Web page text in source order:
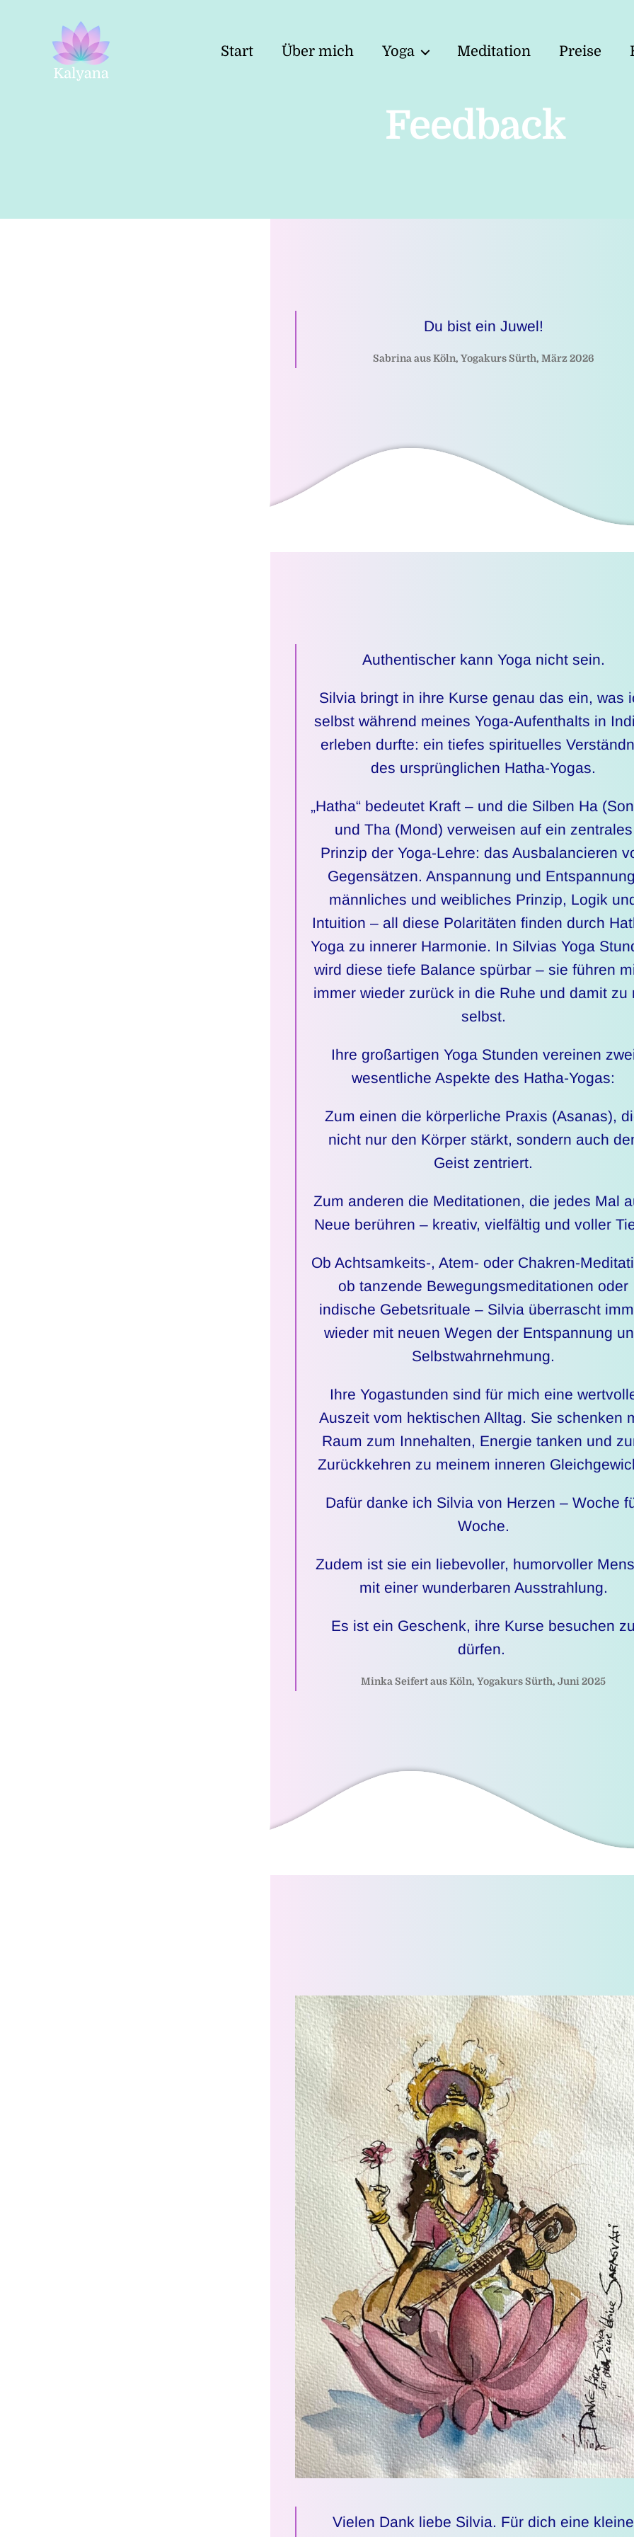
Start Über mich Yoga Meditation Preise
Feedback
Du bist ein Juwel!
Sabrina aus Köln, Yogakurs Sürth, März 2026
Authentischer kann Yoga nicht sein.
Silvia bringt in ihre Kurse genau das ein, was
selbst während meines Yoga-Aufenthalts in
erleben durfte: ein tiefes spirituelles
des ursprünglichen Hatha-Yogas.
„Hatha“ bedeutet Kraft – und die Silben Ha
und Tha (Mond) verweisen auf ein zentrales
Prinzip der Yoga-Lehre: das Ausbalancieren
Gegensätzen. Anspannung und
männliches und weibliches Prinzip, Logik
Intuition – all diese Polaritäten finden durch
Yoga zu innerer Harmonie. In Silvias Yoga
wird diese tiefe Balance spürbar – sie führen
immer wieder zurück in die Ruhe und damit zu
selbst.
Ihre großartigen Yoga Stunden vereinen
wesentliche Aspekte des Hatha-Yogas:
Zum einen die körperliche Praxis (Asanas),
nicht nur den Körper stärkt, sondern auch
Geist zentriert.
Zum anderen die Meditationen, die jedes Mal
Neue berühren – kreativ, vielfältig und voller
Ob Achtsamkeits-, Atem- oder Chakren-
ob tanzende Bewegungsmeditationen oder
indische Gebetsrituale – Silvia überrascht
wieder mit neuen Wegen der Entspannung
Selbstwahrnehmung.
Ihre Yogastunden sind für mich eine
Auszeit vom hektischen Alltag. Sie schenken
Raum zum Innehalten, Energie tanken und
Zurückkehren zu meinem inneren
Dafür danke ich Silvia von Herzen – Woche
Woche.
Zudem ist sie ein liebevoller, humorvoller
mit einer wunderbaren Ausstrahlung.
Es ist ein Geschenk, ihre Kurse besuchen
dürfen.
Minka Seifert aus Köln, Yogakurs Sürth, Juni 2025
Vielen Dank liebe Silvia. Für dich eine kleine